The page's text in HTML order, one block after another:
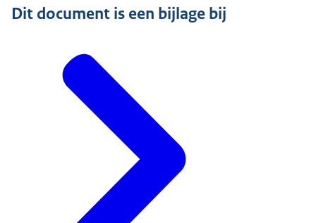
Dit document is een bijlage bij